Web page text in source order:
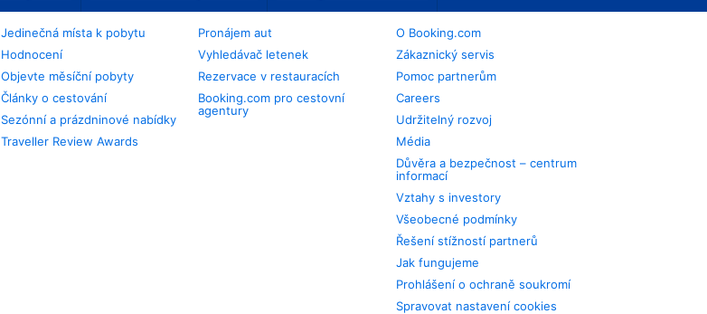
Jedinečná místa k pobytu
Hodnocení
Objevte měsíční pobyty
Články o cestování
Sezónní a prázdninové nabídky
Traveller Review Awards
Pronájem aut
Vyhledávač letenek
Rezervace v restauracích
Booking.com pro cestovní
agentury
O Booking.com
Zákaznický servis
Pomoc partnerům
Careers
Udržitelný rozvoj
Média
Důvěra a bezpečnost – centrum
informací
Vztahy s investory
Všeobecné podmínky
Řešení stížností partnerů
Jak fungujeme
Prohlášení o ochraně soukromí
Spravovat nastavení cookies